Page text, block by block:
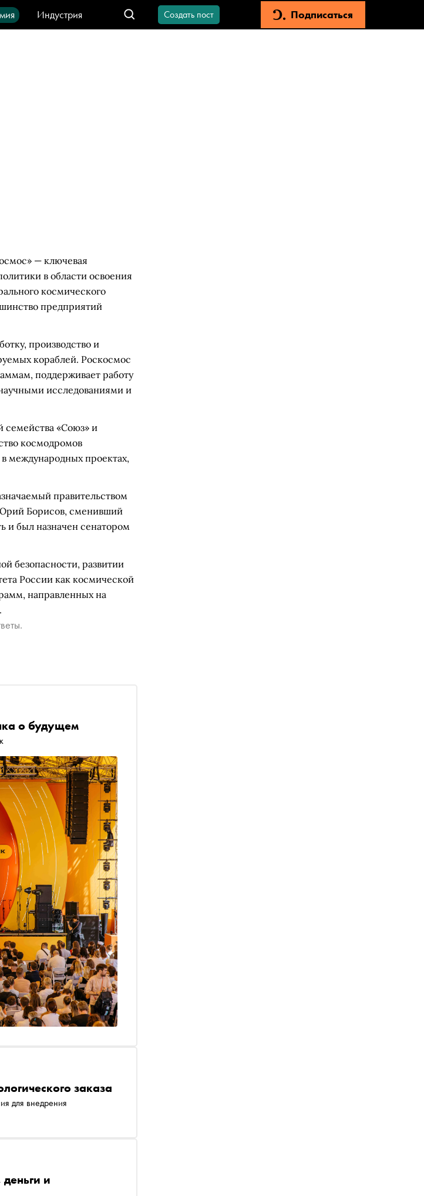
Индустрия
Создать пост Подписаться
— ключевая
в области освоения
космического
предприятий
производство и
кораблей. Роскосмос
поддерживает работу
исследованиями и
семейства «Союз» и
космодромов
международных проектах,
правительством
Юрий Борисов, сменивший
и был назначен сенатором
безопасности, развитии
России как космической
направленных на
о будущем
заказа
для внедрения
и